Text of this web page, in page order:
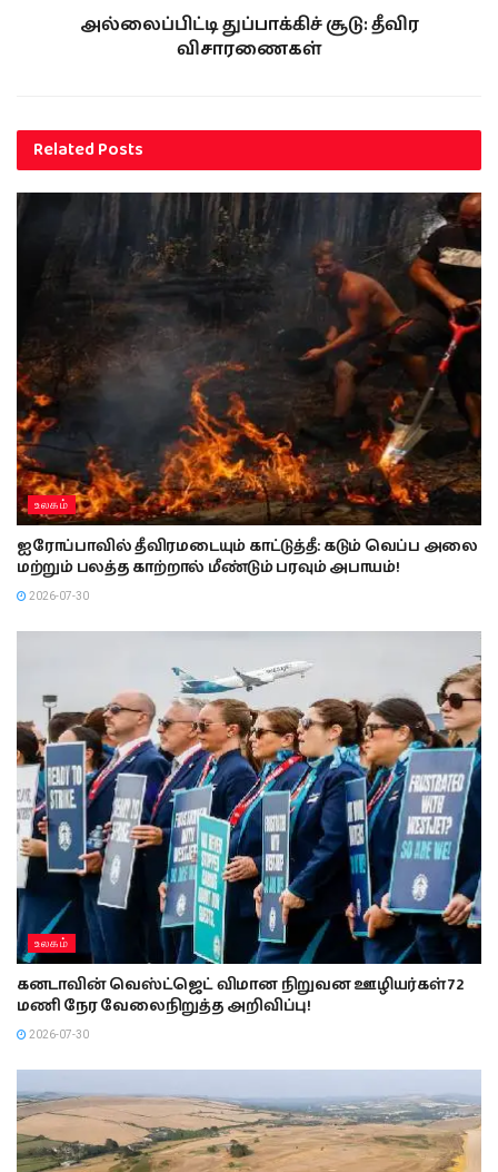
அல்லைப்பிட்டி துப்பாக்கிச் சூடு: தீவிர
விசாரணைகள்
RelatedPosts
உலகம்
ஐரோப்பாவில் தீவிரமடையும் காட்டுத்தீ: கடும் வெப்ப அலை
மற்றும் பலத்த காற்றால் மீண்டும் பரவும் அபாயம்!
2026-07-30
உலகம்
கனடாவின் வெஸ்ட்ஜெட் விமான நிறுவன ஊழியர்கள் 72
மணி நேர வேலைநிறுத்த அறிவிப்பு!
2026-07-30